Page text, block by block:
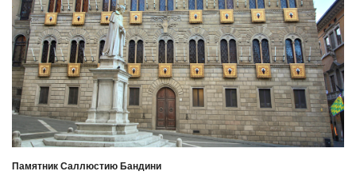
Памятник Саллюстию Бандини